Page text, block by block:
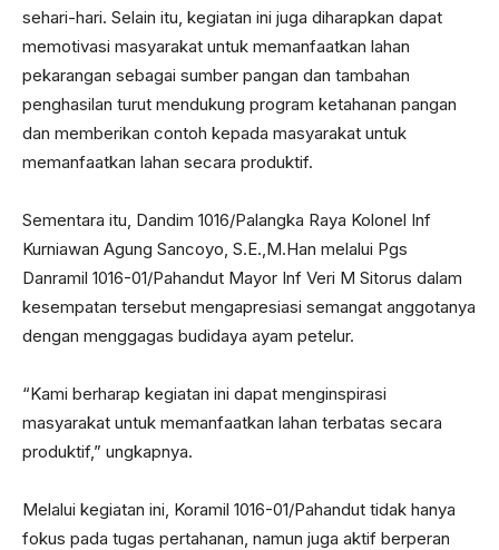
sehari-hari. Selain itu, kegiatan ini juga diharapkan dapat
memotivasi masyarakat untuk memanfaatkan lahan
pekarangan sebagai sumber pangan dan tambahan
penghasilan turut mendukung program ketahanan pangan
dan memberikan contoh kepada masyarakat untuk
memanfaatkan lahan secara produktif.
Sementara itu, Dandim 1016/Palangka Raya Kolonel Inf
Kurniawan Agung Sancoyo, S.E.,M.Han melalui Pgs
Danramil 1016-01/Pahandut Mayor Inf Veri M Sitorus dalam
kesempatan tersebut mengapresiasi semangat anggotanya
dengan menggagas budidaya ayam petelur.
“Kami berharap kegiatan ini dapat menginspirasi
masyarakat untuk memanfaatkan lahan terbatas secara
produktif,” ungkapnya.
Melalui kegiatan ini, Koramil 1016-01/Pahandut tidak hanya
fokus pada tugas pertahanan, namun juga aktif berperan